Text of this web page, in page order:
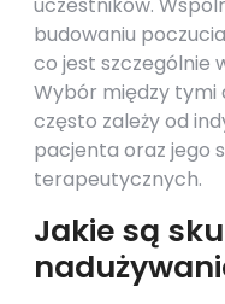
budowaniu
co jest szczególnie
Wybór między
często zależy od
pacjenta oraz jego
terapeutycznych.
Jakie są